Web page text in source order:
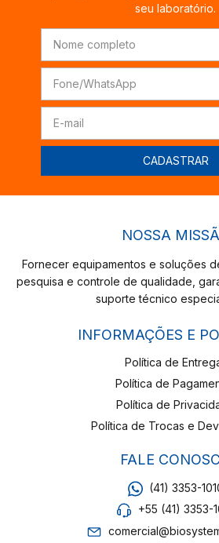
seu laboratório.
NOSSA
Fornecer equipamentos e soluções
pesquisa e controle de qualidade,
suporte técnico
INFORMAÇÕES E
Política de
Política de
Política de
Política de Trocas e
FALE
(41) 3353-
+55 (41) 3353-